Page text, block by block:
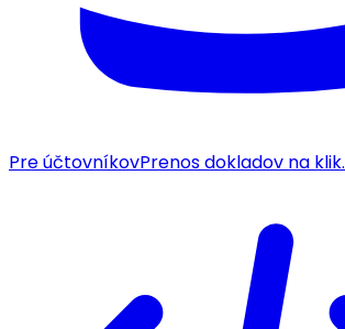
Pre účtovníkovPrenos dokladov na klik.